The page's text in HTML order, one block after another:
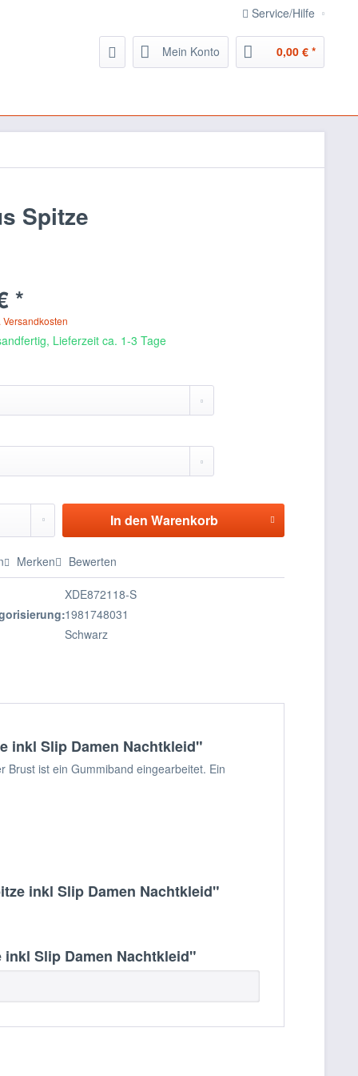
Service/Hilfe
Mein Konto 0,00 € *
Spitze
*
Versandkosten
Lieferzeit ca. 1-3 Tage
In den Warenkorb
Merken Bewerten
XDE872118-S
1981748031
Schwarz
inkl Slip Damen Nachtkleid"
Brust ist ein Gummiband eingearbeitet. Ein
inkl Slip Damen Nachtkleid"
inkl Slip Damen Nachtkleid"